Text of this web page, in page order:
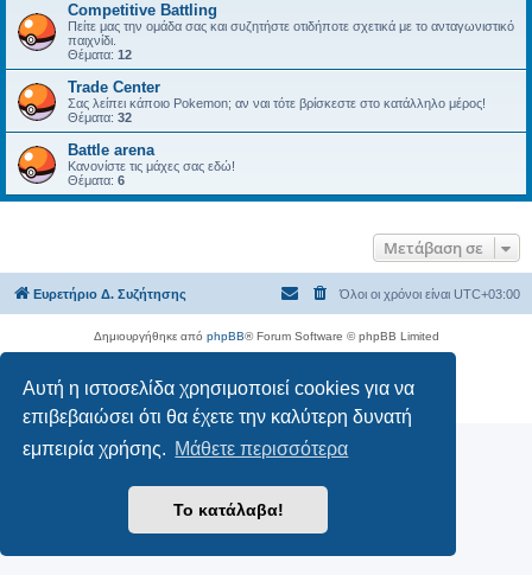
Αυτή η ιστοσελίδα χρησιμοποιεί cookies για να
επιβεβαιώσει ότι θα έχετε την καλύτερη δυνατή
εμπειρία χρήσης. Μάθετε περισσότερα
Το κατάλαβα!
Competitive Battling
Πείτε μας την ομάδα σας και συζητήστε οτιδήποτε σχετικά με το ανταγωνιστικό
παιχνίδι.
Θέματα: 12
Trade Center
Σας λείπει κάποιο Pokemon; αν ναι τότε βρίσκεστε στο κατάλληλο μέρος!
Θέματα: 32
Battle arena
Κανονίστε τις μάχες σας εδώ!
Θέματα: 6
Μετάβαση σε
Ευρετήριο Δ. Συζήτησης Όλοι οι χρόνοι είναι UTC+03:00
Δημιουργήθηκε από phpBB® Forum Software © phpBB Limited
Ελληνική μετάφραση από το
phpbbgr.com
Απόρρητο